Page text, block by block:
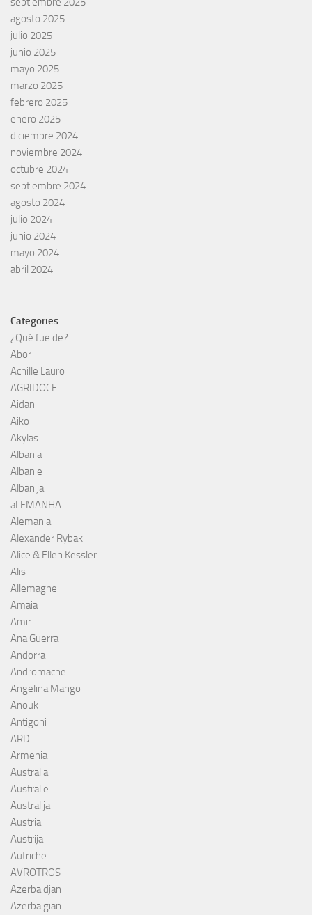
agosto 2025
julio 2025
junio 2025
mayo 2025
marzo 2025
febrero 2025
enero 2025
diciembre 2024
noviembre 2024
octubre 2024
septiembre 2024
agosto 2024
julio 2024
junio 2024
mayo 2024
abril 2024
Categories
¿Qué fue de?
Abor
Achille Lauro
AGRIDOCE
Aidan
Aiko
Akylas
Albania
Albanie
Albanija
aLEMANHA
Alemania
Alexander Rybak
Alice & Ellen Kessler
Alis
Allemagne
Amaia
Amir
Ana Guerra
Andorra
Andromache
Angelina Mango
Anouk
Antigoni
ARD
Armenia
Australia
Australie
Australija
Austria
Austrija
Autriche
AVROTROS
Azerbaïdjan
Azerbaigian